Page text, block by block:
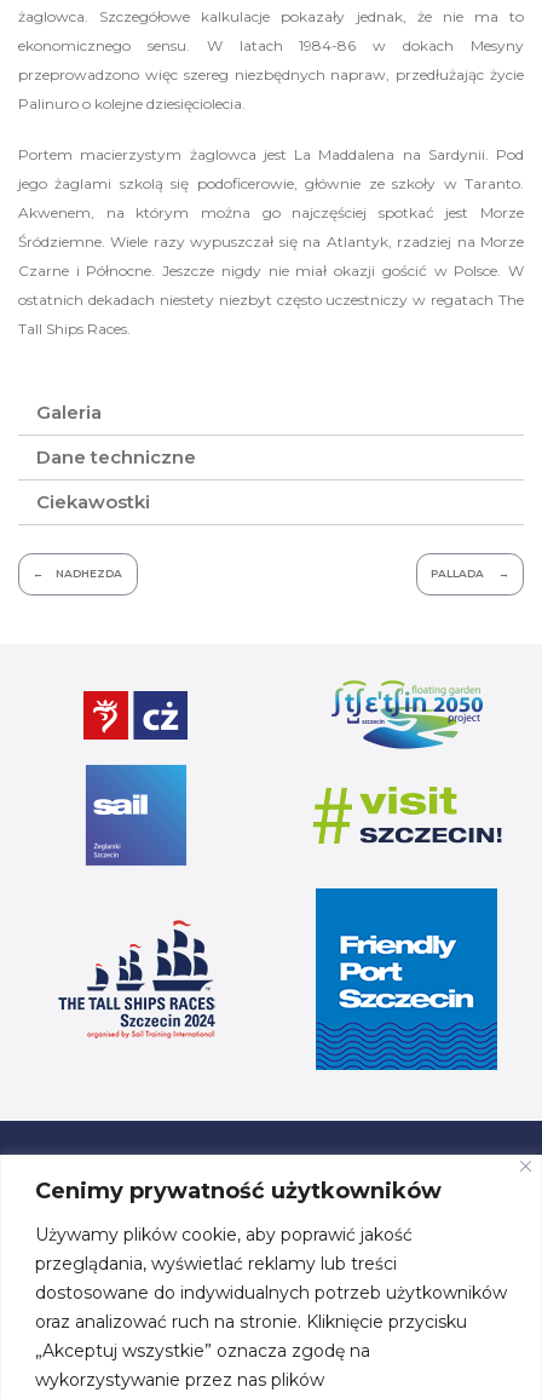
Cenimy prywatność użytkowników
Używamy plików cookie, aby poprawić jakość
przeglądania, wyświetlać reklamy lub treści
dostosowane do indywidualnych potrzeb użytkowników
oraz analizować ruch na stronie. Kliknięcie przycisku
„Akceptuj wszystkie” oznacza zgodę na
wykorzystywanie przez nas plików
żaglowca. Szczegółowe kalkulacje pokazały jednak, że nie ma to
ekonomicznego sensu. W latach 1984-86 w dokach Mesyny
przeprowadzono więc szereg niezbędnych napraw, przedłużając życie
Palinuro o kolejne dziesięciolecia.
Portem macierzystym żaglowca jest La Maddalena na Sardynii. Pod
jego żaglami szkolą się podoficerowie, głównie ze szkoły w Taranto.
Akwenem, na którym można go najczęściej spotkać jest Morze
Śródziemne. Wiele razy wypuszczał się na Atlantyk, rzadziej na Morze
Czarne i Północne. Jeszcze nigdy nie miał okazji gościć w Polsce. W
ostatnich dekadach niestety niezbyt często uczestniczy w regatach The
Tall Ships Races.
Galeria
Dane techniczne
Ciekawostki
Nawigacja
wpisu
NADHEZDA PALLADA
ul. Przestrzenna 19, 70-800 Szczecin
tel. +48 91 460 08 44